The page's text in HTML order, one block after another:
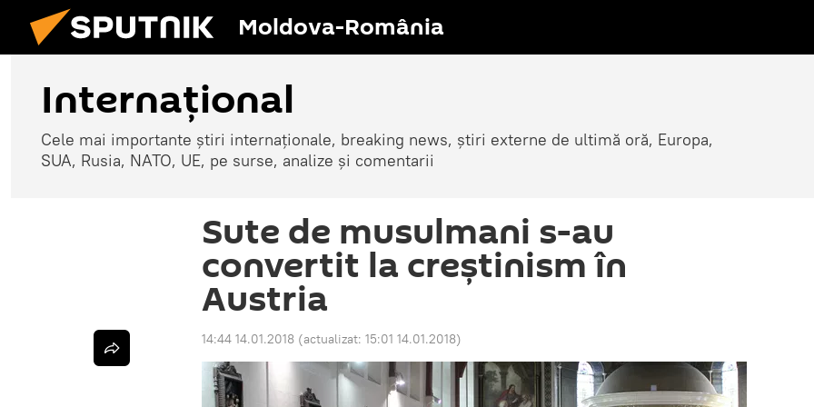
Moldova-România
Internaţional
Cele mai importante știri internaționale, breaking news, știri externe de ultimă oră, Europa,
SUA, Rusia, NATO, UE, pe surse, analize și comentarii
Sute de musulmani s-au
convertit la creștinism în
Austria
14:44 14.01.2018 (actualizat: 15:01 14.01.2018)